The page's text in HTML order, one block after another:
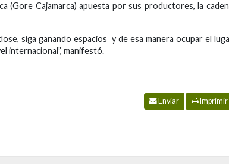
(Gore Cajamarca) apuesta por sus productores, la
siga ganando espacios y de esa manera ocupar el
internacional”, manifestó.
Enviar Imprimir